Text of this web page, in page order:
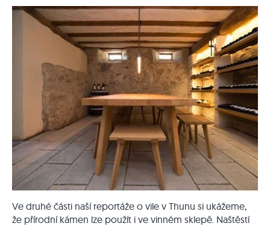
Ve druhé části naší reportáže o vile v Thunu si ukážeme,
že přírodní kámen lze použít i ve vinném sklepě. Naštěstí